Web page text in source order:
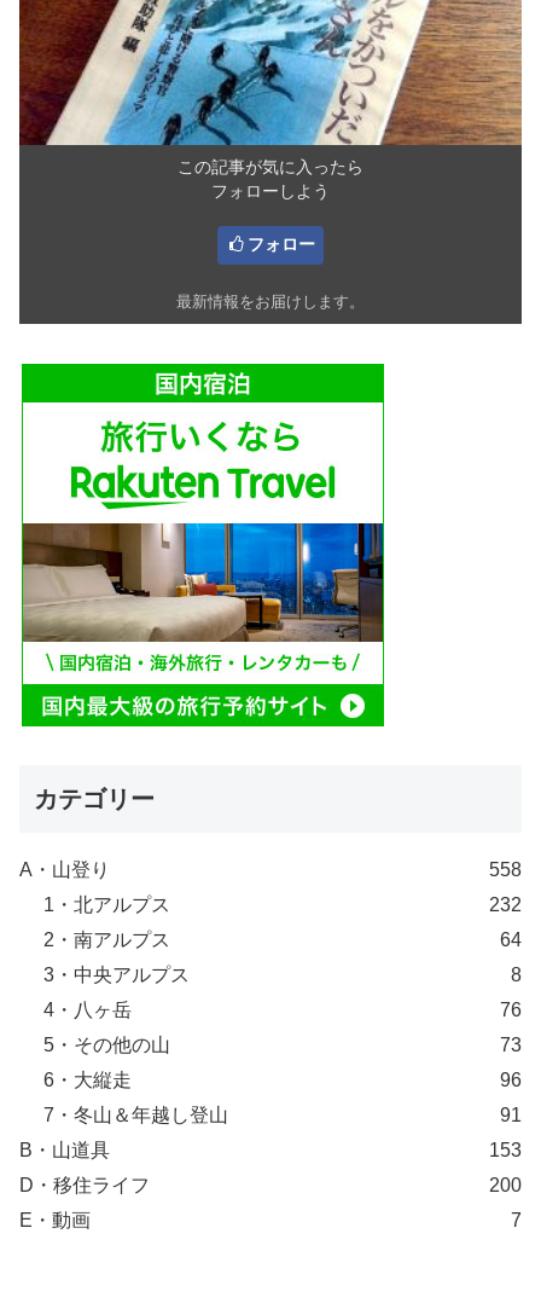
この記事が気に入ったら
フォローしよう
フォロー
最新情報をお届けします。
カテゴリー
A・山登り
558
1・北アルプス
232
2・南アルプス
64
3・中央アルプス
8
4・八ヶ岳
76
5・その他の山
73
6・大縦走
96
7・冬山＆年越し登山
91
B・山道具
153
D・移住ライフ
200
E・動画
7